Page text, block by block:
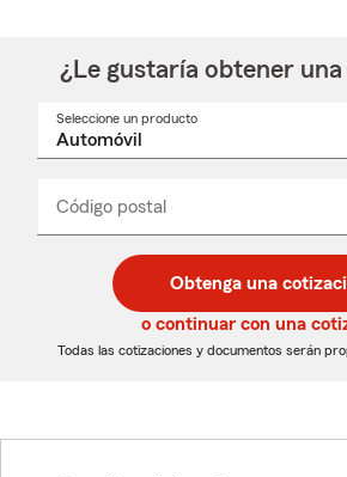
¿Le gustaría obtener
Seleccione un producto
desplegable
Código postal
de
5
dígitos
de
5
dígitos
_____
Obtenga una
o continuar con una
Todas las cotizaciones y documentos serán